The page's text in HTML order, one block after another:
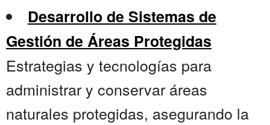
Desarrollo de Sistemas de
Gestión de Áreas Protegidas
Estrategias y tecnologías para
administrar y conservar áreas
naturales protegidas, asegurando la